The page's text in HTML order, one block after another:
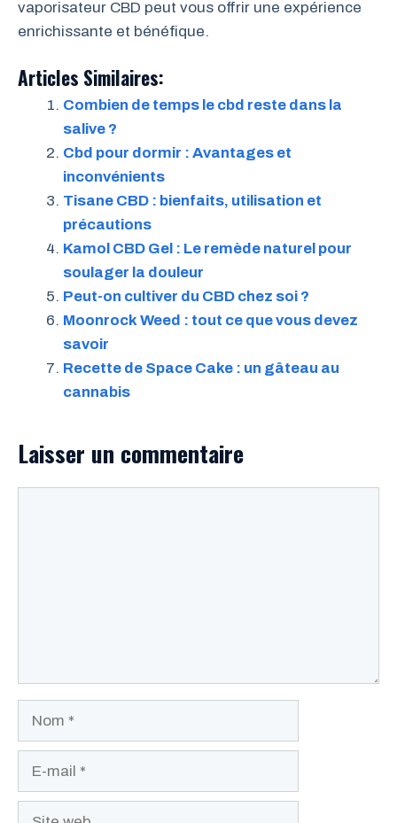
vaporisateur CBD peut vous offrir une expérience
enrichissante et bénéfique.
Articles Similaires:
Combien de temps le cbd reste dans la
salive ?
Cbd pour dormir : Avantages et
inconvénients
Tisane CBD : bienfaits, utilisation et
précautions
Kamol CBD Gel : Le remède naturel pour
soulager la douleur
Peut-on cultiver du CBD chez soi ?
Moonrock Weed : tout ce que vous devez
savoir
Recette de Space Cake : un gâteau au
cannabis
Laisser un commentaire